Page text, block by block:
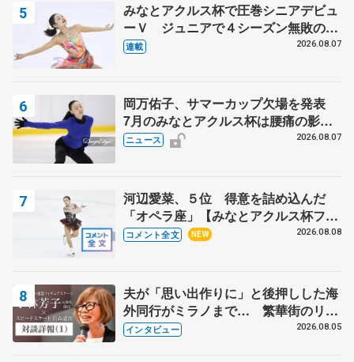
みなとアクルス杯で圧巻シニアデビュ
ーＶ ジュニアで４シーズン無敗の島
田麻央
連載 2026.08.07
岡万佑子、サマーカップ欠場を発表
7月のみなとアクルス杯は腰痛の影響
で
ニュース 2026.08.07
河辺愛菜、５位 得意を詰め込んだ
「オペラ座」【みなとアクルス杯フリ
ー】
コメント全文 NEW 2026.08.08
夫が「思い出作りに」と後押しした海
外同行がミラノまで… 繁華街のリン
クでは不良のお兄さんも味方に 小林
インタビュー 2026.08.05